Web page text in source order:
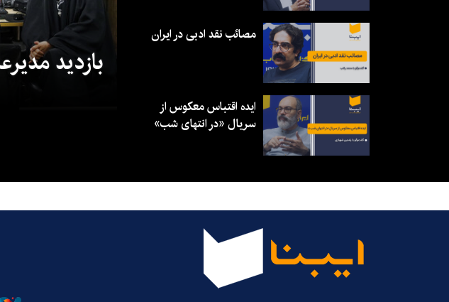
بازدید
مصائب نقد ادبی در ایران
ایده اقتباس معکوس از
سریال «در انتهای شب»